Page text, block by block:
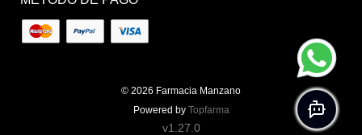
© 2026 Farmacia Manzano
Powered by Topfarma
v1.27.0